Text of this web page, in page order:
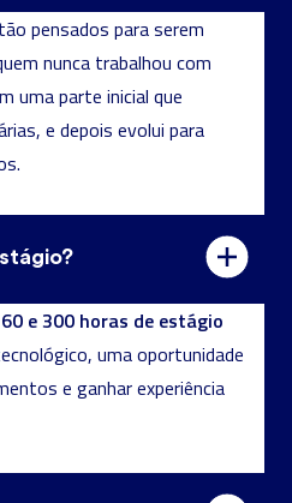
cursos de análise de
para uma carreira
permitir-te-ão abrir
indústrias e funções.
transportes e ajudar a prever
base em dados?
pensados para serem
nunca trabalhou com
uma parte inicial que
e depois evolui para
60 e 300 horas de estágio
uma oportunidade
e ganhar experiência